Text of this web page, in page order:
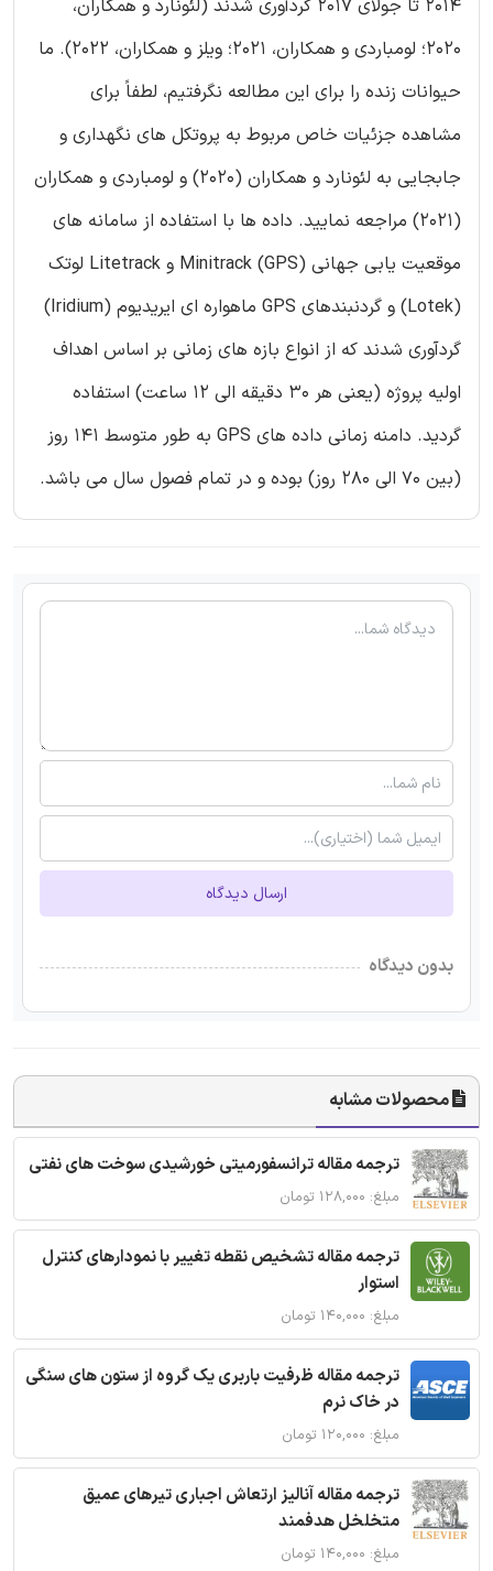
۲۰۱۴ تا جولای ۲۰۱۷ گردآوری شدند (لئونارد و همکاران،
2020؛ لومباردی و همکاران، 2021؛ ویلز و همکاران، 2022). ما
حیوانات زنده را برای این مطالعه نگرفتیم، لطفاً برای
مشاهده جزئیات خاص مربوط به پروتکل های نگهداری و
جابجایی به لئونارد و همکاران (2020) و لومباردی و همکاران
(2021) مراجعه نمایید. داده ها با استفاده از سامانه های
موقعیت یابی جهانی (GPS) Minitrack و Litetrack لوتک
(Lotek) و گردنبندهای GPS ماهواره ای ایریدیوم (Iridium)
گردآوری شدند که از انواع بازه های زمانی بر اساس اهداف
اولیه پروژه (یعنی هر 30 دقیقه الی 12 ساعت) استفاده
گردید. دامنه زمانی داده های GPS به طور متوسط ۱۴۱ روز
(بین ۷۰ الی ۲۸۰ روز) بوده و در تمام فصول سال می باشد.
ارسال دیدگاه
بدون دیدگاه
محصولات مشابه
ترجمه مقاله ترانسفورمیتی خورشیدی سوخت های نفتی
مبلغ: ۱۲۸,۰۰۰ تومان
ترجمه مقاله تشخیص نقطه تغییر با نمودارهای کنترل
استوار
مبلغ: ۱۴۰,۰۰۰ تومان
ترجمه مقاله ظرفیت باربری یک گروه از ستون های سنگی
در خاک نرم
مبلغ: ۱۲۰,۰۰۰ تومان
ترجمه مقاله آنالیز ارتعاش اجباری تیرهای عمیق
متخلخل هدفمند
مبلغ: ۱۴۰,۰۰۰ تومان